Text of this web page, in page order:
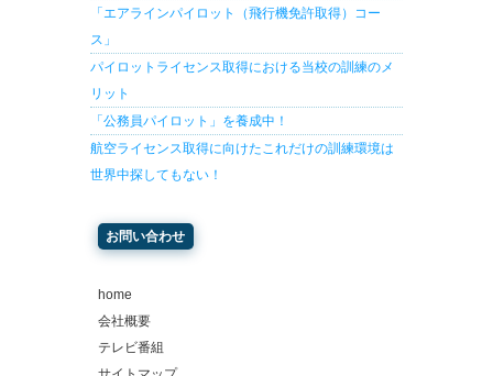
「エアラインパイロット（飛行機免許取得）コー
ス」
パイロットライセンス取得における当校の訓練のメ
リット
「公務員パイロット」を養成中！
航空ライセンス取得に向けたこれだけの訓練環境は
世界中探してもない！
お問い合わせ
home
会社概要
テレビ番組